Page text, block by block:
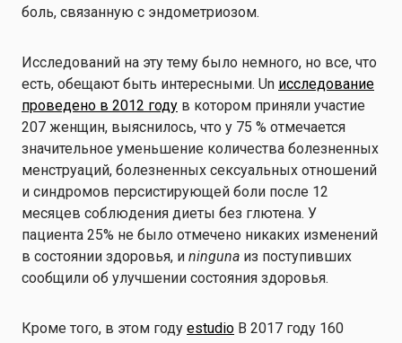
боль, связанную с эндометриозом.
Исследований на эту тему было немного, но все, что
есть, обещают быть интересными. Un исследование
проведено в 2012 году в котором приняли участие
207 женщин, выяснилось, что у 75 % отмечается
значительное уменьшение количества болезненных
менструаций, болезненных сексуальных отношений
и синдромов персистирующей боли после 12
месяцев соблюдения диеты без глютена. У
пациента 25% не было отмечено никаких изменений
в состоянии здоровья, и ninguna из поступивших
сообщили об улучшении состояния здоровья.
Кроме того, в этом году estudio В 2017 году 160